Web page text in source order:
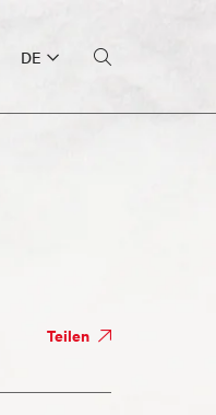
DE
Teilen